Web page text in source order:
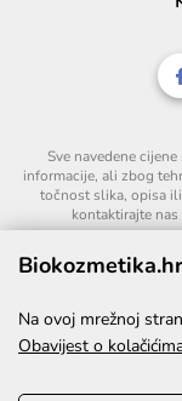
Sve navedene
informacije, ali zbog
točnost slika, opisa
kontaktirajte
Na ovoj mrežnoj
Obavijest o